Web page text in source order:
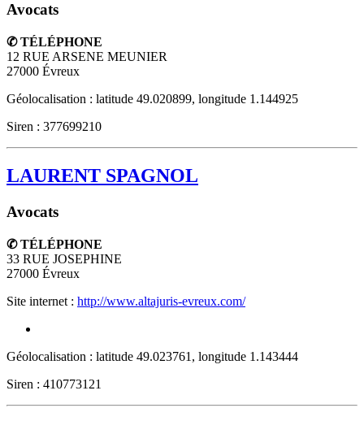
Avocats
✆ TÉLÉPHONE
12 RUE ARSENE MEUNIER
27000 Évreux
Géolocalisation : latitude 49.020899, longitude 1.144925
Siren : 377699210
LAURENT SPAGNOL
Avocats
✆ TÉLÉPHONE
33 RUE JOSEPHINE
27000 Évreux
Site internet : http://www.altajuris-evreux.com/
Géolocalisation : latitude 49.023761, longitude 1.143444
Siren : 410773121